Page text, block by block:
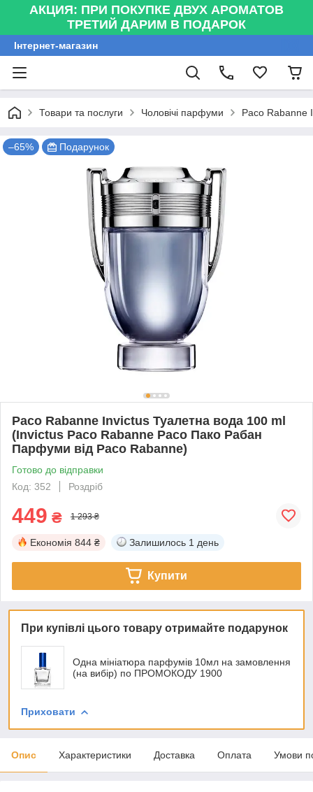
АКЦИЯ: ПРИ ПОКУПКЕ ДВУХ АРОМАТОВ
ТРЕТИЙ ДАРИМ В ПОДАРОК
Інтернет-магазин
Товари та послуги Чоловічі парфуми Paco Rabanne
–65% Подарунок
Paco Rabanne Invictus Туалетна вода 100 ml
(Invictus Pаco Rabanne Paco Пако Рабан
Парфуми від Paco Rabanne)
Готово до відправки
Код: 352
Роздріб
449 ₴ 1 293 ₴
Економія 844 ₴ Залишилось 1 день
Купити
При купівлі цього товару отримайте подарунок
Одна мініатюра парфумів 10мл на замовлення
(на вибір) по ПРОМОКОДУ 1900
Приховати
Опис Характеристики Доставка Оплата Умови